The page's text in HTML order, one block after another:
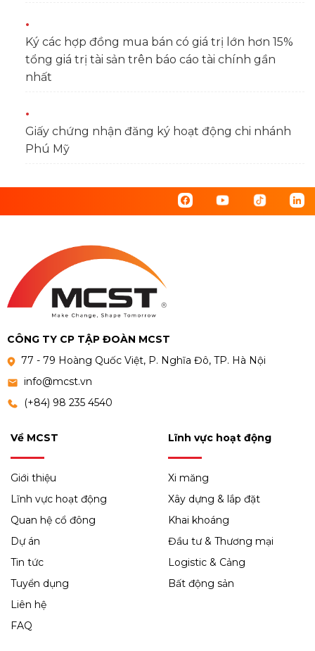
Ký các hợp đồng mua bán có giá trị lớn hơn 15%
tổng giá trị tài sản trên báo cáo tài chính gần
nhất
Giấy chứng nhận đăng ký hoạt động chi nhánh
Phú Mỹ
CÔNG TY CP TẬP ĐOÀN MCST
77 - 79 Hoàng Quốc Việt, P. Nghĩa Đô, TP. Hà Nội
info@mcst.vn
(+84) 98 235 4540
Về MCST
Giới thiệu
Lĩnh vực hoạt động
Quan hệ cổ đông
Dự án
Tin tức
Tuyển dụng
Liên hệ
FAQ
Lĩnh vực hoạt động
Xi măng
Xây dựng & lắp đặt
Khai khoáng
Đầu tư & Thương mại
Logistic & Cảng
Bất động sản